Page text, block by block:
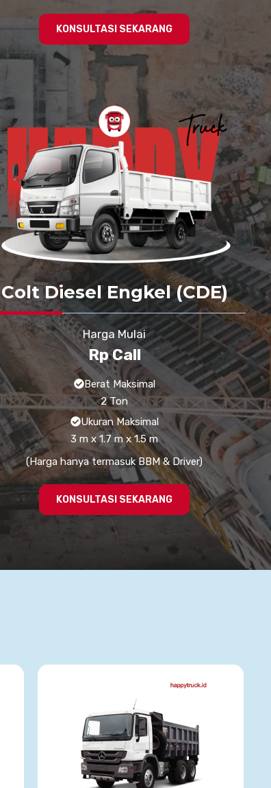
KONSULTASI SEKARANG
Colt Diesel Engkel (CDE)
Harga Mulai
Rp Call
Berat Maksimal
2 Ton
Ukuran Maksimal
3 m x 1.7 m x 1.5 m
(Harga hanya termasuk BBM & Driver)
KONSULTASI SEKARANG